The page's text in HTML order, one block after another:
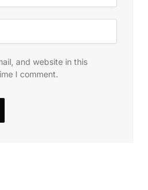
and website in this
I comment.